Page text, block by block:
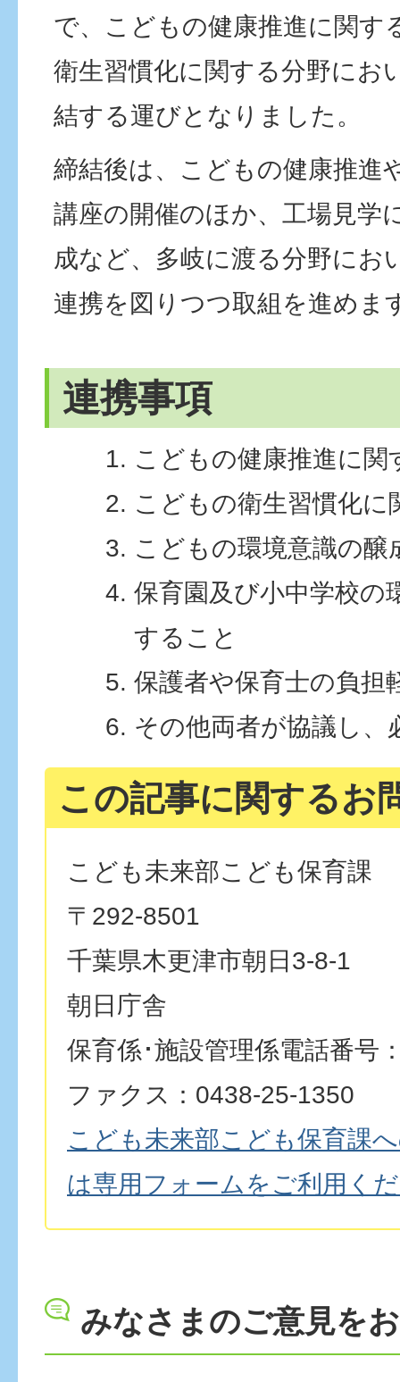
で、こどもの健康推進に関す
衛生習慣化に関する分野にお
結する運びとなりました。
締結後は、こどもの健康推進
講座の開催のほか、工場見学
成など、多岐に渡る分野にお
連携を図りつつ取組を進めま
連携事項
こどもの健康推進に関
こどもの衛生習慣化に
こどもの環境意識の醸
保育園及び小中学校の
すること
保護者や保育士の負担
その他両者が協議し、
この記事に関するお
こども未来部こども保育課
〒292-8501
千葉県木更津市朝日3-8-1
朝日庁舎
保育係･施設管理係電話番号
ファクス：0438-25-1350
こども未来部こども保育課
は専用フォームをご利用く
みなさまのご意見を